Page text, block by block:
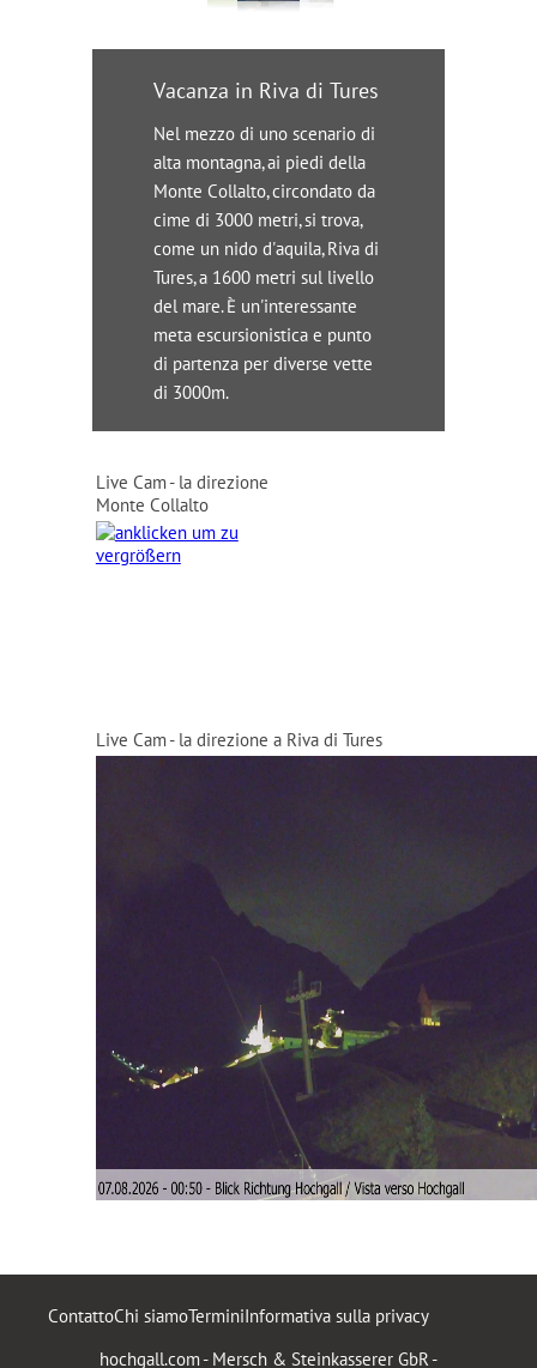
Vacanza in Riva di Tures
Nel mezzo di uno scenario di
alta montagna, ai piedi della
Monte Collalto, circondato da
cime di 3000 metri, si trova,
come un nido d'aquila, Riva di
Tures, a 1600 metri sul livello
del mare. È un'interessante
meta escursionistica e punto
di partenza per diverse vette
di 3000m.
Live Cam - la direzione
Monte Collalto
Live Cam - la direzione a Riva di Tures
ContattoChi siamoTerminiInformativa sulla privacy
hochgall.com - Mersch & Steinkasserer GbR -